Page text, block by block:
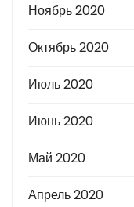
Ноябрь 2020
Октябрь 2020
Июль 2020
Июнь 2020
Май 2020
Апрель 2020